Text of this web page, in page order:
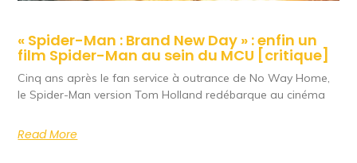
« Spider-Man : Brand New Day » : enfin un
film Spider-Man au sein du MCU [critique]
Cinq ans après le fan service à outrance de No Way Home,
le Spider-Man version Tom Holland redébarque au cinéma
Read More